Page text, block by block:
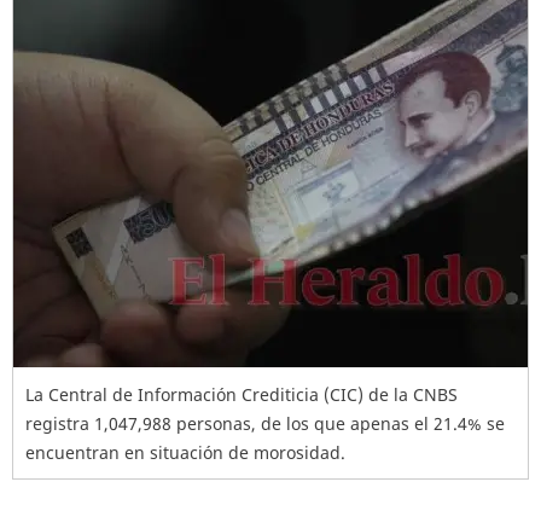
La Central de Información Crediticia (CIC) de la CNBS
registra 1,047,988 personas, de los que apenas el 21.4% se
encuentran en situación de morosidad.